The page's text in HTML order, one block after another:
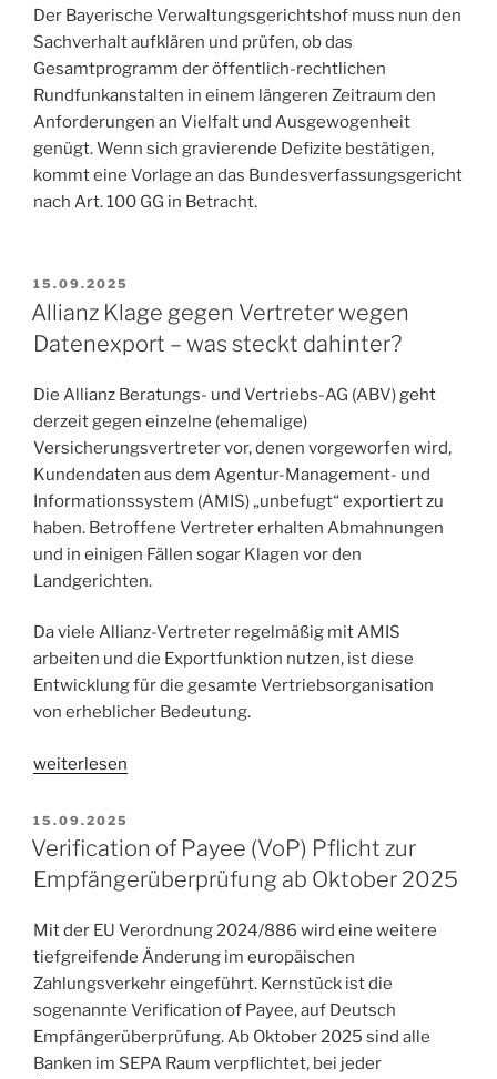
Der Bayerische Verwaltungsgerichtshof muss nun den
Sachverhalt aufklären und prüfen, ob das
Gesamtprogramm der öffentlich-rechtlichen
Rundfunkanstalten in einem längeren Zeitraum den
Anforderungen an Vielfalt und Ausgewogenheit
genügt. Wenn sich gravierende Defizite bestätigen,
kommt eine Vorlage an das Bundesverfassungsgericht
nach Art. 100 GG in Betracht.
VERÖFFENTLICHT
AM
15.09.2025
Allianz Klage gegen Vertreter wegen
Datenexport – was steckt dahinter?
Die Allianz Beratungs- und Vertriebs-AG (ABV) geht
derzeit gegen einzelne (ehemalige)
Versicherungsvertreter vor, denen vorgeworfen wird,
Kundendaten aus dem Agentur-Management- und
Informationssystem (AMIS) „unbefugt“ exportiert zu
haben. Betroffene Vertreter erhalten Abmahnungen
und in einigen Fällen sogar Klagen vor den
Landgerichten.
Da viele Allianz-Vertreter regelmäßig mit AMIS
arbeiten und die Exportfunktion nutzen, ist diese
Entwicklung für die gesamte Vertriebsorganisation
von erheblicher Bedeutung.
„Allianz
gegen
Vertreter
wegen
Datenexport
–
was
steckt
dahinter?“
weiterlesen
VERÖFFENTLICHT
AM
15.09.2025
Verification of Payee (VoP) Pflicht zur
Empfängerüberprüfung ab Oktober 2025
Mit der EU Verordnung 2024/886 wird eine weitere
tiefgreifende Änderung im europäischen
Zahlungsverkehr eingeführt. Kernstück ist die
sogenannte Verification of Payee, auf Deutsch
Empfängerüberprüfung. Ab Oktober 2025 sind alle
Banken im SEPA Raum verpflichtet, bei jeder